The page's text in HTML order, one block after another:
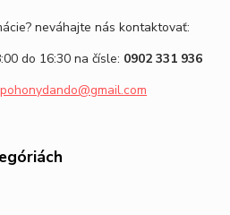
neváhajte nás kontaktovať:
do 16:30 na čísle: 0902 331 936
pohonydando@gmail.com